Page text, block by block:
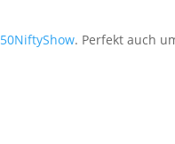
50NiftyShow. Perfekt auch